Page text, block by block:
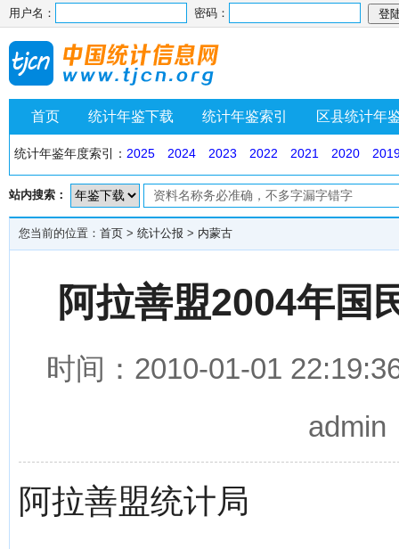
用户名： 密码：
首页 统计年鉴下载 统计年鉴索引 区县统计年
统计年鉴年度索引： 2025 2024 2023 2022 2021 2020
站内搜索：
您当前的位置： 首页 > 统计公报 > 内蒙古
阿拉善盟2004年国
时间：2010-01-01
阿拉善盟统计局